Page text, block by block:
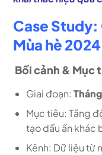
Case Study:
Mùa hè 2024
Bối cảnh & Mục
Giai đoạn:
Mục tiêu: Tăng
tạo dấu ấn khác
Kênh: Dữ liệu từ